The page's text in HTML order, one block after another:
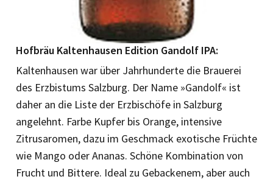
Hofbräu Kaltenhausen Edition Gandolf IPA:
Kaltenhausen war über Jahrhunderte die Brauerei
des Erzbistums Salzburg. Der Name »Gandolf« ist
daher an die Liste der Erzbischöfe in Salzburg
angelehnt. Farbe Kupfer bis Orange, intensive
Zitrusaromen, dazu im Geschmack exotische Früchte
wie Mango oder Ananas. Schöne Kombination von
Frucht und Bittere. Ideal zu Gebackenem, aber auch